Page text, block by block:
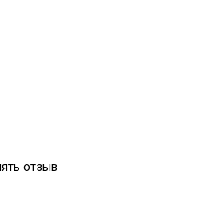
отзыв